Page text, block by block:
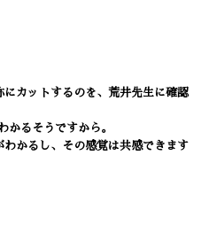
にカットするのを、荒井先生に確認
かるそうですから。
かるし、その感覚は共感できます